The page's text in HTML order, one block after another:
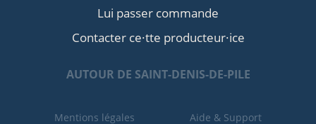
Lui passer commande
Contacter ce·tte producteur·ice
AUTOUR DE SAINT-DENIS-DE-PILE
Mentions légales Aide & Support